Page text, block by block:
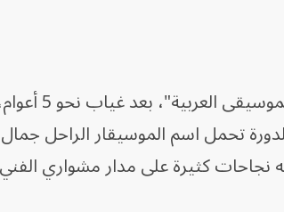
ويشهد هذا الحفل المُرتقب،
تحمل اسم الموسيقار الراحل
كثيرة على مدار مشواري